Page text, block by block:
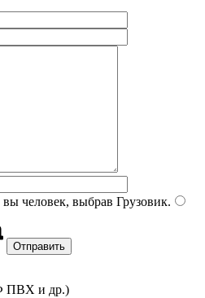
человек, выбрав Грузовик.
ПВХ и др.)